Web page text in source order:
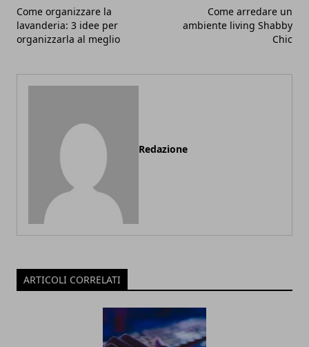
Come organizzare la
lavanderia: 3 idee per
organizzarla al meglio
Come arredare un
ambiente living Shabby
Chic
Redazione
ARTICOLI CORRELATI